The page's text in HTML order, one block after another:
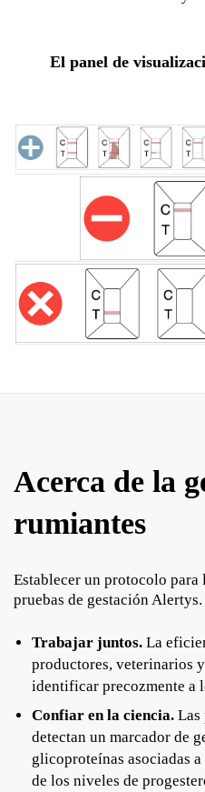
El panel de
Acerca de la
rumiantes
Establecer un protocolo
pruebas de gestación Alertys.
Trabajar juntos. La
productores, veterinarios
identificar precozmente a
Confiar en la ciencia. Las
detectan un marcador de
glicoproteínas asociadas
de los niveles de